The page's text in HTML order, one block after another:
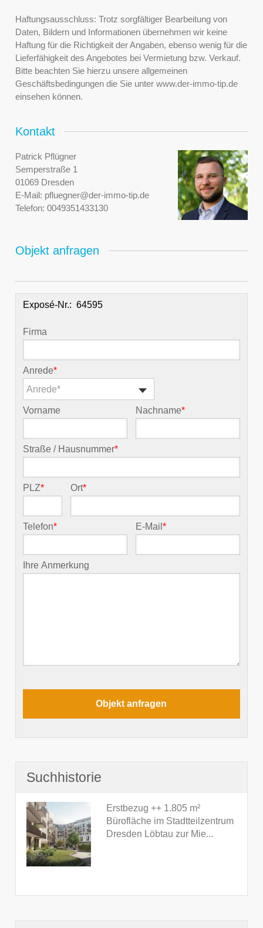
Haftungsausschluss: Trotz sorgfältiger Bearbeitung von
Daten, Bildern und Informationen übernehmen wir keine
Haftung für die Richtigkeit der Angaben, ebenso wenig für die
Lieferfähigkeit des Angebotes bei Vermietung bzw. Verkauf.
Bitte beachten Sie hierzu unsere allgemeinen
Geschäftsbedingungen die Sie unter www.der-immo-tip.de
einsehen können.
Kontakt
Patrick Pflügner
Semperstraße 1
01069 Dresden
E-Mail: pfluegner@der-immo-tip.de
Telefon: 0049351433130
Objekt anfragen
Exposé-Nr.:
Firma
Anrede*
Anrede*
Vorname Nachname*
Straße / Hausnummer*
PLZ* Ort*
Telefon* E-Mail*
Ihre Anmerkung
Suchhistorie
Erstbezug ++ 1.805 m²
Bürofläche im Stadtteilzentrum
Dresden Löbtau zur Mie...